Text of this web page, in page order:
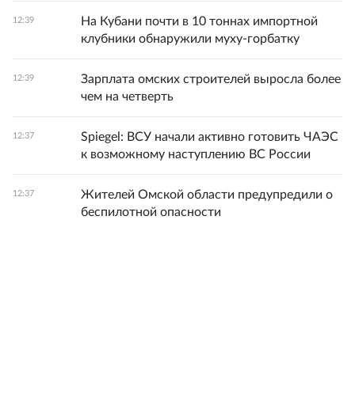
12:39
На Кубани почти в 10 тоннах импортной
клубники обнаружили муху‑горбатку
12:39
Зарплата омских строителей выросла более
чем на четверть
12:37
Spiegel: ВСУ начали активно готовить ЧАЭС
к возможному наступлению ВС России
12:37
Жителей Омской области предупредили о
беспилотной опасности